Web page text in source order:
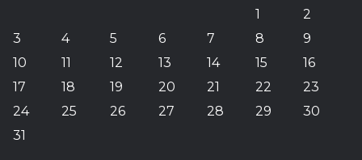
1
2
3
4 5 6 7 8
9
10
11 12 13 14 15
16
17
18 19 20 21 22
23
24
25 26 27 28 29
30
31